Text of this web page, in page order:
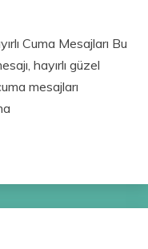
Cuma Mesajları Bu
hayırlı güzel
mesajları